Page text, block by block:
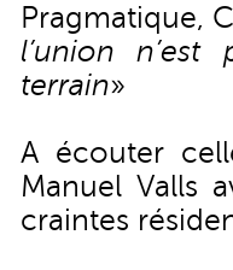
Pragmatique,
l’union
terrain»
A écouter
Manuel Valls
craintes